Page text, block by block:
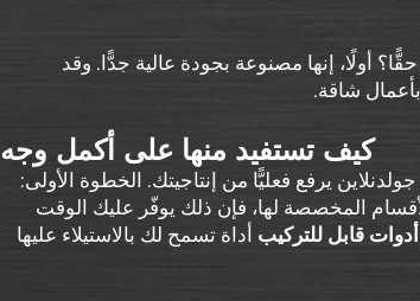
أولًا، إنها مصنوعة بجودة عالية جدًّا. وقد
شاقة.
كيف تستفيد منها على أكمل وجه
يرفع فعليًّا من إنتاجيتك. الخطوة الأولى:
المخصصة لها، فإن ذلك يوفّر عليك الوقت
قابل للتركيب أداة تسمح لك بالاستيلاء عليها